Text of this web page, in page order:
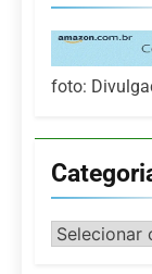
foto:
Categorias